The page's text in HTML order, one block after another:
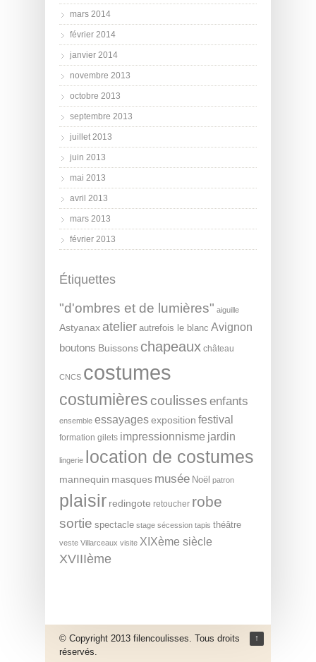
mars 2014
février 2014
janvier 2014
novembre 2013
octobre 2013
septembre 2013
juillet 2013
juin 2013
mai 2013
avril 2013
mars 2013
février 2013
Étiquettes
"d'ombres et de lumières" aiguille
Astyanax atelier autrefois le blanc Avignon
boutons Buissons chapeaux château
CNCS costumes
costumières coulisses enfants
ensemble essayagesexposition festival
formation gilets impressionnisme jardin
lingerie location de costumes
mannequin masques musée Noël patron
plaisir redingote retoucher robe
sortie spectacle stage sécession tapis théâtre
veste Villarceaux visite XIXème siècle
XVIIIème
↑
© Copyright 2013 filencoulisses. Tous droits
réservés.